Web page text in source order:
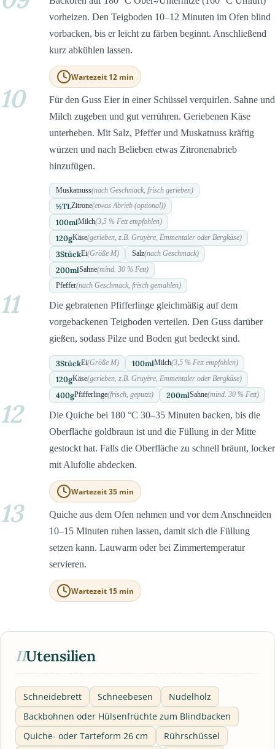
vorheizen. Den Teigboden 10–12 Minuten im Ofen blind
vorbacken, bis er leicht zu färben beginnt. Anschließend
kurz abkühlen lassen.
Wartezeit 12 min
10
Für den Guss Eier in einer Schüssel verquirlen. Sahne und
Milch zugeben und gut verrühren. Geriebenen Käse
unterheben. Mit Salz, Pfeffer und Muskatnuss kräftig
würzen und nach Belieben etwas Zitronenabrieb
hinzufügen.
Muskatnuss(nach Geschmack, frisch gerieben)
½TLZitrone(etwas Abrieb (optional))
100mlMilch(3,5 % Fett empfohlen)
120gKäse(gerieben, z.B. Gruyère, Emmentaler oder Bergkäse)
3StückEi(Größe M) Salz(nach Geschmack)
200mlSahne(mind. 30 % Fett)
Pfeffer(nach Geschmack, frisch gemahlen)
11
Die gebratenen Pfifferlinge gleichmäßig auf dem
vorgebackenen Teigboden verteilen. Den Guss darüber
gießen, sodass Pilze und Boden gut bedeckt sind.
3StückEi(Größe M) 100mlMilch(3,5 % Fett empfohlen)
120gKäse(gerieben, z.B. Gruyère, Emmentaler oder Bergkäse)
400gPfifferlinge(frisch, geputzt) 200mlSahne(mind. 30 % Fett)
12
Die Quiche bei 180 °C 30–35 Minuten backen, bis die
Oberfläche goldbraun ist und die Füllung in der Mitte
gestockt hat. Falls die Oberfläche zu schnell bräunt, locker
mit Alufolie abdecken.
Wartezeit 35 min
13
Quiche aus dem Ofen nehmen und vor dem Anschneiden
10–15 Minuten ruhen lassen, damit sich die Füllung
setzen kann. Lauwarm oder bei Zimmertemperatur
servieren.
Wartezeit 15 min
IIUtensilien
Schneidebrett Schneebesen
Nudelholz
Backbohnen oder Hülsenfrüchte zum Blindbacken
Quiche- oder Tarteform 26 cm
Rührschüssel